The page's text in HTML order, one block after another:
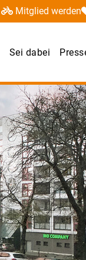
Mitglied werden
Sei dabei